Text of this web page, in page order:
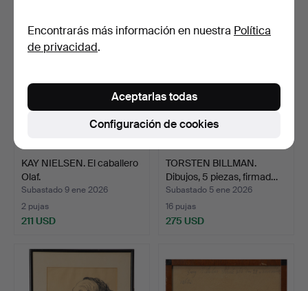
KAY NIELSEN. El caballero
Olaf.
Subastado 9 ene 2026
2 pujas
211 USD
TORSTEN BILLMAN.
Dibujos, 5 piezas, firmad…
Subastado 5 ene 2026
16 pujas
275 USD
Encontrarás más información en nuestra Política
de privacidad.
Configuración de cookies
Aceptarlas todas